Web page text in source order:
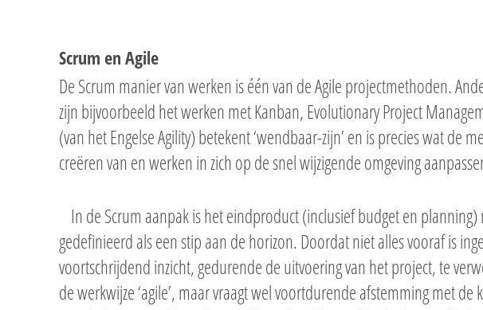
Scrum en Agile
De Scrum manier van werken is één van de Agile projectmethoden.
zijn bijvoorbeeld het werken met Kanban, Evolutionary Project
(van het Engelse Agility) betekent ‘wendbaar-zijn’ en is precies wat de
creëren van en werken in zich op de snel wijzigende omgeving
In de Scrum aanpak is het eindproduct (inclusief budget en
gedefinieerd als een stip aan de horizon. Doordat niet alles vooraf is
voortschrijdend inzicht, gedurende de uitvoering van het project, te
de werkwijze ‘agile’, maar vraagt wel voortdurende afstemming met